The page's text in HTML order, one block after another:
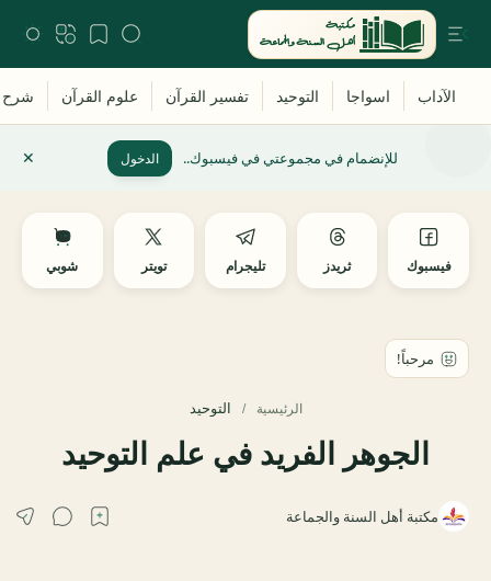
للإنضمام في مجموعتي في فيسبوك.. الدخول
فيسبوك ثريدز تليجرام تويتر شوبي
الرئيسية التوحيد
الجوهر الفريد في علم التوحيد